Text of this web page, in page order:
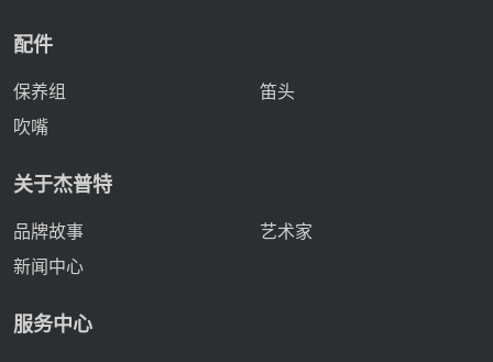
配件
保养组
笛头
吹嘴
关于杰普特
品牌故事
艺术家
新闻中心
服务中心